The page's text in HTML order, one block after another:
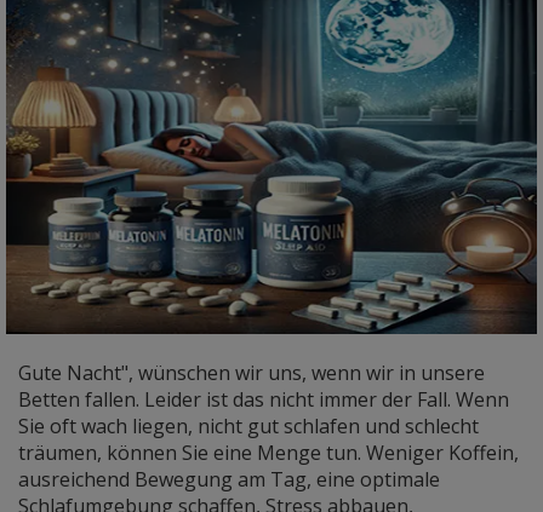
Gute Nacht", wünschen wir uns, wenn wir in unsere
Betten fallen. Leider ist das nicht immer der Fall. Wenn
Sie oft wach liegen, nicht gut schlafen und schlecht
träumen, können Sie eine Menge tun. Weniger Koffein,
ausreichend Bewegung am Tag, eine optimale
Schlafumgebung schaffen, Stress abbauen,